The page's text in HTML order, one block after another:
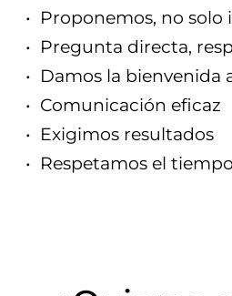
• Proponemos, no
• Pregunta directa,
• Damos la bienvenida
• Comunicación eficaz
• Exigimos resultados
• Respetamos el